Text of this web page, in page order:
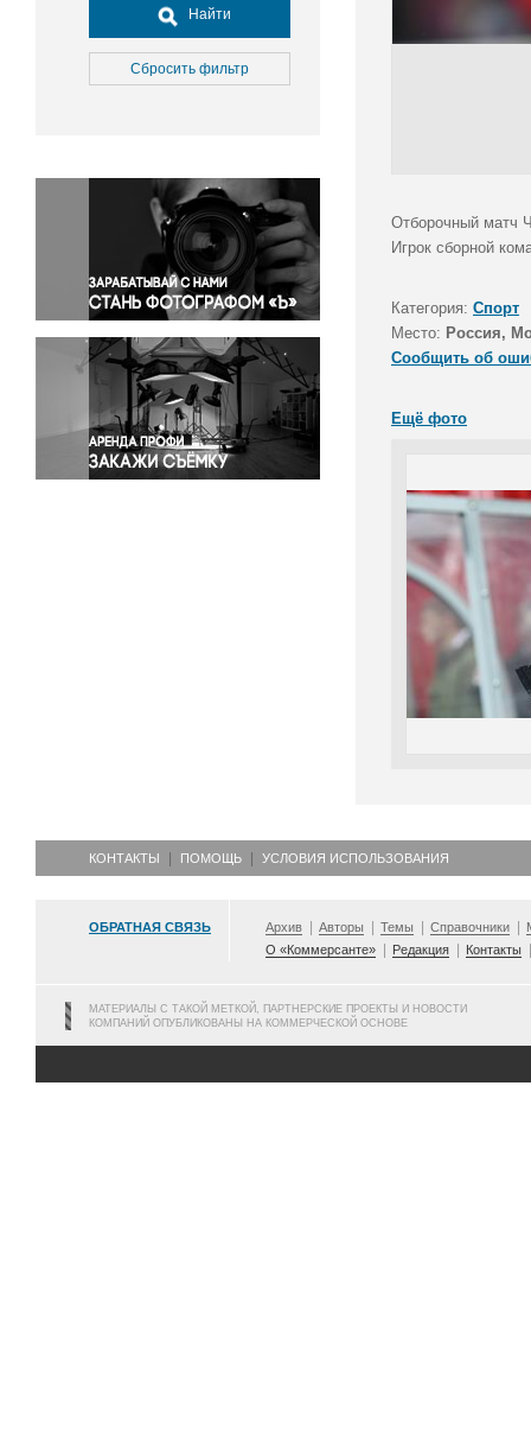
Досуг, туризм и отдых
Культура
Медицина
Окружающая среда
Политика
Правосудие
Происшествия и конфликты
Религия
Светская жизнь
Спорт
Экология
Экономика и бизнес
Найти
Сбросить фильтр
Отборочный матч
Игрок сборной
Категория: Спорт
Место: Россия,
Сообщить об
Ещё фото
КОНТАКТЫ ПОМОЩЬ УСЛОВИЯ ИСПОЛЬЗОВАНИЯ
ОБРАТНАЯ СВЯЗЬ Архив Авторы Темы Справочники
О «Коммерсанте»
Редакция Контакты
МАТЕРИАЛЫ С ТАКОЙ МЕТКОЙ, ПАРТНЕРСКИЕ ПРОЕКТЫ И НОВОСТИ
КОМПАНИЙ ОПУБЛИКОВАНЫ НА КОММЕРЧЕСКОЙ ОСНОВЕ